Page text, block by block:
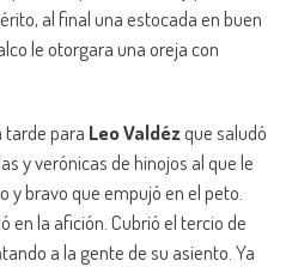
al final una estocada en buen
le otorgara una oreja con
tarde para Leo Valdézque saludó
y verónicas de hinojos al que le
y bravo que empujó en el peto.
en la afición. Cubrió el tercio de
a la gente de su asiento. Ya